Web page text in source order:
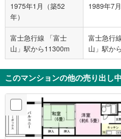
1975年1月（築52
年）
1989年7
富士急行線 「富士
山」駅から11300m
富士急行
山」駅か
このマンションの他の売り出し